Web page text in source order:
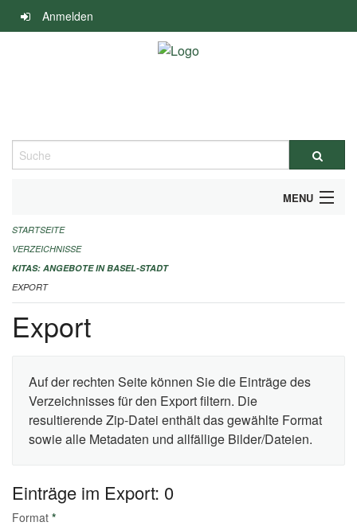
Navigation
überspringen
Anmelden
Suche
MENU
ALLGEMEINE INFORMATIONEN
IMPRESSUM
STARTSEITE
VERZEICHNISSE
KITAS: ANGEBOTE IN BASEL-STADT
EXPORT
Export
Auf der rechten Seite können Sie die Einträge des
Verzeichnisses für den Export filtern. Die
resultierende Zip-Datei enthält das gewählte Format
sowie alle Metadaten und allfällige Bilder/Dateien.
Einträge im Export: 0
Format *